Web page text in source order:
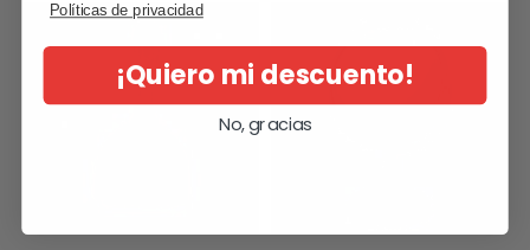
Políticas de privacidad
¡Quiero mi descuento!
No, gracias